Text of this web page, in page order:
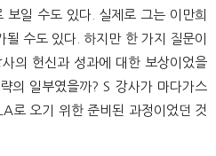
보일 수도 있다. 실제로 그는 이만희
수도 있다. 하지만 한 가지 질문이
의 헌신과 성과에 대한 보상이었을
의 일부였을까? S 강사가 마다가스
로 오기 위한 준비된 과정이었던 것